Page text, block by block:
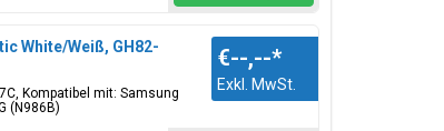
White/Weiß, GH82-
Kompatibel mit: Samsung
(N986B)
€--,--*
Exkl. MwSt.